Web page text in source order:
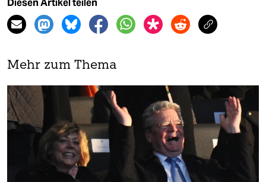
Diesen Artikel teilen
Mehr zum Thema